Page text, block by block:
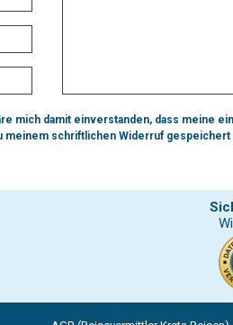
mich damit einverstanden, dass meine
meinem schriftlichen Widerruf gespeichert